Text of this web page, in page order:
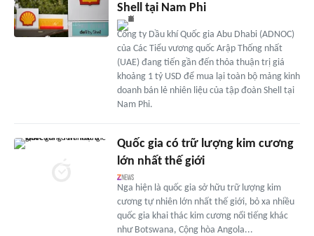
Shell tại Nam Phi
Công ty Dầu khí Quốc gia Abu Dhabi (ADNOC)
của Các Tiểu vương quốc Arập Thống nhất
(UAE) đang tiến gần đến thỏa thuận trị giá
khoảng 1 tỷ USD để mua lại toàn bộ mảng kinh
doanh bán lẻ nhiên liệu của tập đoàn Shell tại
Nam Phi.
Quốc gia có trữ lượng kim cương
lớn nhất thế giới
Nga hiện là quốc gia sở hữu trữ lượng kim
cương tự nhiên lớn nhất thế giới, bỏ xa nhiều
quốc gia khai thác kim cương nổi tiếng khác
như Botswana, Cộng hòa Angola...